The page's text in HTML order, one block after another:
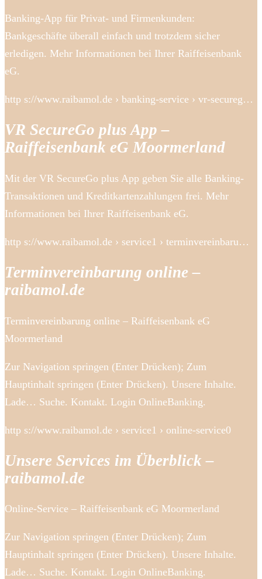
Banking-App für Privat- und Firmenkunden:
Bankgeschäfte überall einfach und trotzdem sicher
erledigen. Mehr Informationen bei Ihrer Raiffeisenbank
eG.
http s://www.raibamol.de › banking-service › vr-secureg…
VR SecureGo plus App –
Raiffeisenbank eG Moormerland
Mit der VR SecureGo plus App geben Sie alle Banking-
Transaktionen und Kreditkartenzahlungen frei. Mehr
Informationen bei Ihrer Raiffeisenbank eG.
http s://www.raibamol.de › service1 › terminvereinbaru…
Terminvereinbarung online –
raibamol.de
Terminvereinbarung online – Raiffeisenbank eG
Moormerland
Zur Navigation springen (Enter Drücken); Zum
Hauptinhalt springen (Enter Drücken). Unsere Inhalte.
Lade… Suche. Kontakt. Login OnlineBanking.
http s://www.raibamol.de › service1 › online-service0
Unsere Services im Überblick –
raibamol.de
Online-Service – Raiffeisenbank eG Moormerland
Zur Navigation springen (Enter Drücken); Zum
Hauptinhalt springen (Enter Drücken). Unsere Inhalte.
Lade… Suche. Kontakt. Login OnlineBanking.